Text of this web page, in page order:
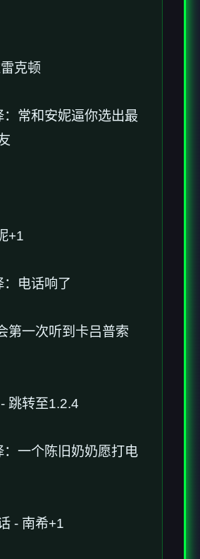
克顿
：常和安妮逼你选出最
+1
：电话响了
第一次听到卡吕普索
跳转至1.2.4
：一个陈旧奶奶愿打电
- 南希+1